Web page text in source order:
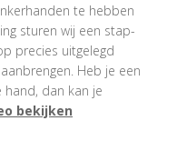
te hebben
sturen wij een stap-
precies uitgelegd
Heb je een
dan kan je
bekijken